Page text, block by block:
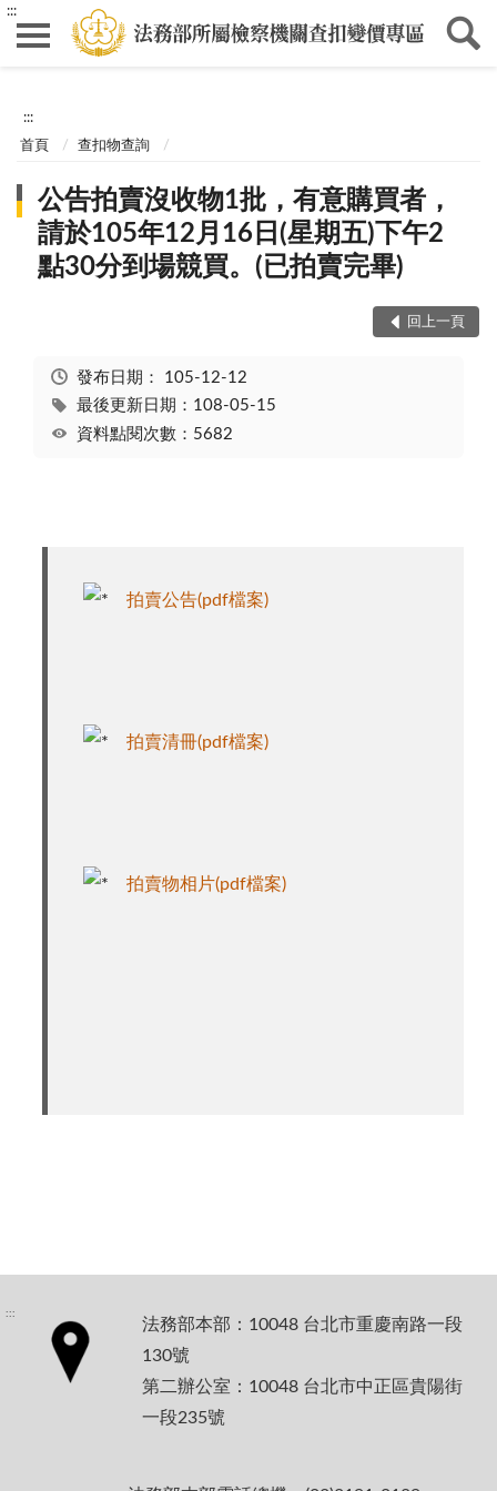
:::
:::
首頁 查扣物查詢
公告拍賣沒收物1批，有意購買者，
請於105年12月16日(星期五)下午2
點30分到場競買。(已拍賣完畢)
回上一頁
發布日期： 105-12-12
最後更新日期：108-05-15
資料點閱次數：5682
拍賣公告(pdf檔案)
拍賣清冊(pdf檔案)
拍賣物相片(pdf檔案)
:::
法務部本部：10048 台北市重慶南路一段
130號
第二辦公室：10048 台北市中正區貴陽街
一段235號